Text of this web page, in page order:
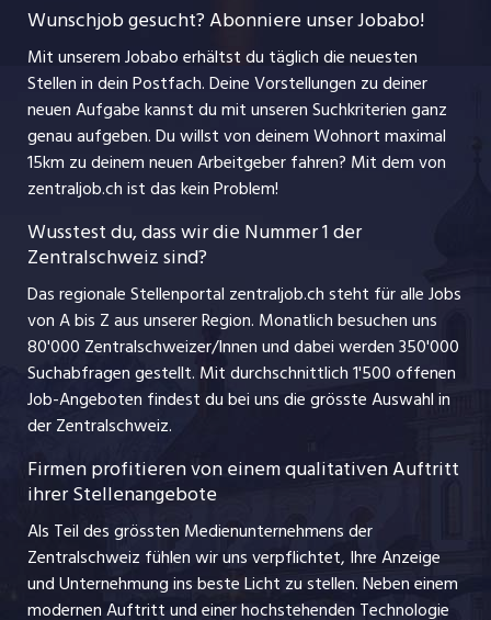
Freelance Jobs
Praktika
Lehrstellen
Ferienjobs
Führungspositionen
Jobline
Nutzungsbedingungen
Impressum
jobbasel.ch
jobbern.ch
jobmittelland.ch
schaffu.ch (VS)
ajourjob.ch
Wunschjob gesucht? Abonniere unser Jobabo!
Mit unserem Jobabo erhältst du täglich die neuesten
Stellen in dein Postfach. Deine Vorstellungen zu deiner
neuen Aufgabe kannst du mit unseren Suchkriterien ganz
genau aufgeben. Du willst von deinem Wohnort maximal
15km zu deinem neuen Arbeitgeber fahren? Mit demvon
zentraljob.ch ist das kein Problem!
Wusstest du, dass wir die Nummer 1 der
Zentralschweiz sind?
Das regionale Stellenportal zentraljob.ch steht für alle Jobs
von A bis Z aus unserer Region. Monatlich besuchen uns
80'000 Zentralschweizer/Innen und dabei werden 350'000
Suchabfragen gestellt. Mit durchschnittlich 1'500 offenen
Job-Angeboten findest du bei uns die grösste Auswahl in
der Zentralschweiz.
Firmen profitieren von einem qualitativen Auftritt
ihrer Stellenangebote
Als Teil des grössten Medienunternehmens der
Zentralschweiz fühlen wir uns verpflichtet, Ihre Anzeige
und Unternehmung ins beste Licht zu stellen. Neben einem
modernen Auftritt und einer hochstehenden Technologie